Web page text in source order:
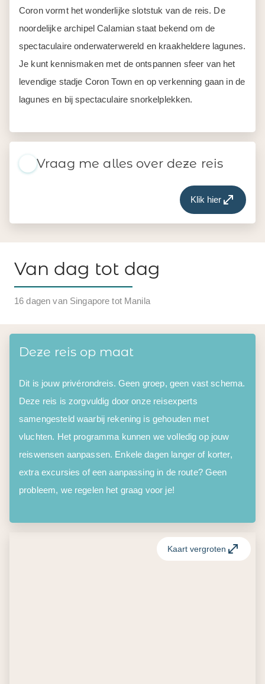
Coron vormt het wonderlijke slotstuk van de reis. De
noordelijke archipel Calamian staat bekend om de
spectaculaire onderwaterwereld en kraakheldere lagunes.
Je kunt kennismaken met de ontspannen sfeer van het
levendige stadje Coron Town en op verkenning gaan in de
lagunes en bij spectaculaire snorkelplekken.
Vraag me alles over deze reis
Klik hier
Van dag tot dag
16 dagen van Singapore tot Manila
Deze reis op maat
Dit is jouw privérondreis. Geen groep, geen vast schema.
Deze reis is zorgvuldig door onze reisexperts
samengesteld waarbij rekening is gehouden met
vluchten. Het programma kunnen we volledig op jouw
reiswensen aanpassen. Enkele dagen langer of korter,
extra excursies of een aanpassing in de route? Geen
probleem, we regelen het graag voor je!
Kaart vergroten